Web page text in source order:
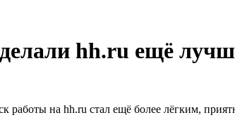
hh.ru ещё
работы на hh.ru стал ещё более лёгким,